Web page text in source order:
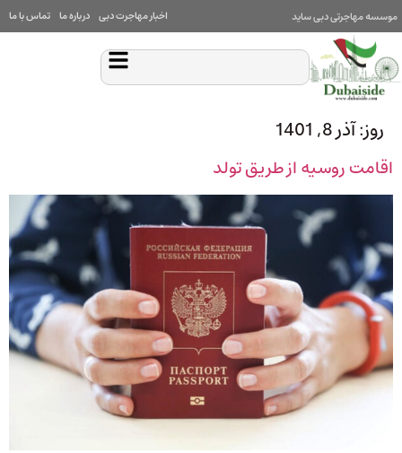
موسسه مهاجرتی دبی ساید اخبار مهاجرت دبی درباره ما تماس با ما
روز:آذر 8, 1401
اقامت روسیه از طریق تولد